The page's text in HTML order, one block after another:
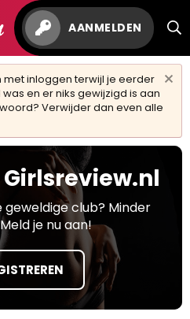
AANMELDEN
inloggen terwijl je eerder
en er niks gewijzigd is aan
Verwijder dan even alle
geweldige club? Minder
je nu aan!